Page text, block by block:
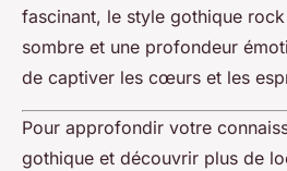
fascinant, le style gothique
sombre et une profondeur
de captiver les cœurs et les
Pour approfondir votre
gothique et découvrir plus de